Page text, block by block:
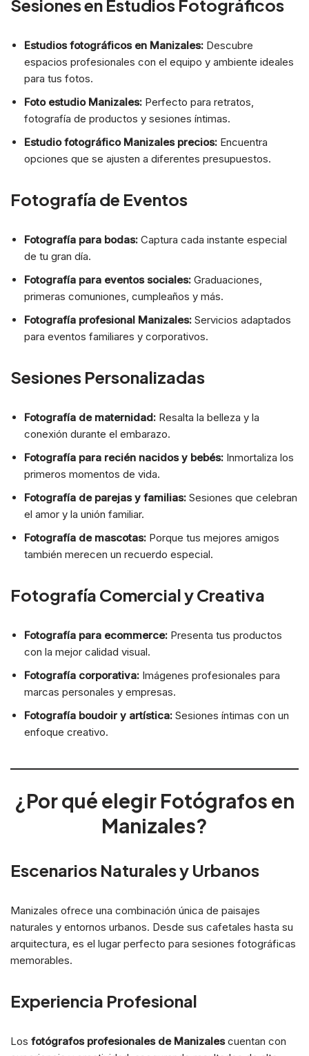
Sesiones en Estudios Fotográficos
Estudios fotográficos en Manizales: Descubre
espacios profesionales con el equipo y ambiente ideales
para tus fotos.
Foto estudio Manizales: Perfecto para retratos,
fotografía de productos y sesiones íntimas.
Estudio fotográfico Manizales precios: Encuentra
opciones que se ajusten a diferentes presupuestos.
Fotografía de Eventos
Fotografía para bodas: Captura cada instante especial
de tu gran día.
Fotografía para eventos sociales: Graduaciones,
primeras comuniones, cumpleaños y más.
Fotografía profesional Manizales: Servicios adaptados
para eventos familiares y corporativos.
Sesiones Personalizadas
Fotografía de maternidad: Resalta la belleza y la
conexión durante el embarazo.
Fotografía para recién nacidos y bebés: Inmortaliza los
primeros momentos de vida.
Fotografía de parejas y familias: Sesiones que celebran
el amor y la unión familiar.
Fotografía de mascotas: Porque tus mejores amigos
también merecen un recuerdo especial.
Fotografía Comercial y Creativa
Fotografía para ecommerce: Presenta tus productos
con la mejor calidad visual.
Fotografía corporativa: Imágenes profesionales para
marcas personales y empresas.
Fotografía boudoir y artística: Sesiones íntimas con un
enfoque creativo.
¿Por qué elegir Fotógrafos en
Manizales?
Escenarios Naturales y Urbanos
Manizales ofrece una combinación única de paisajes
naturales y entornos urbanos. Desde sus cafetales hasta su
arquitectura, es el lugar perfecto para sesiones fotográficas
memorables.
Experiencia Profesional
Los fotógrafos profesionales de Manizalescuentan con